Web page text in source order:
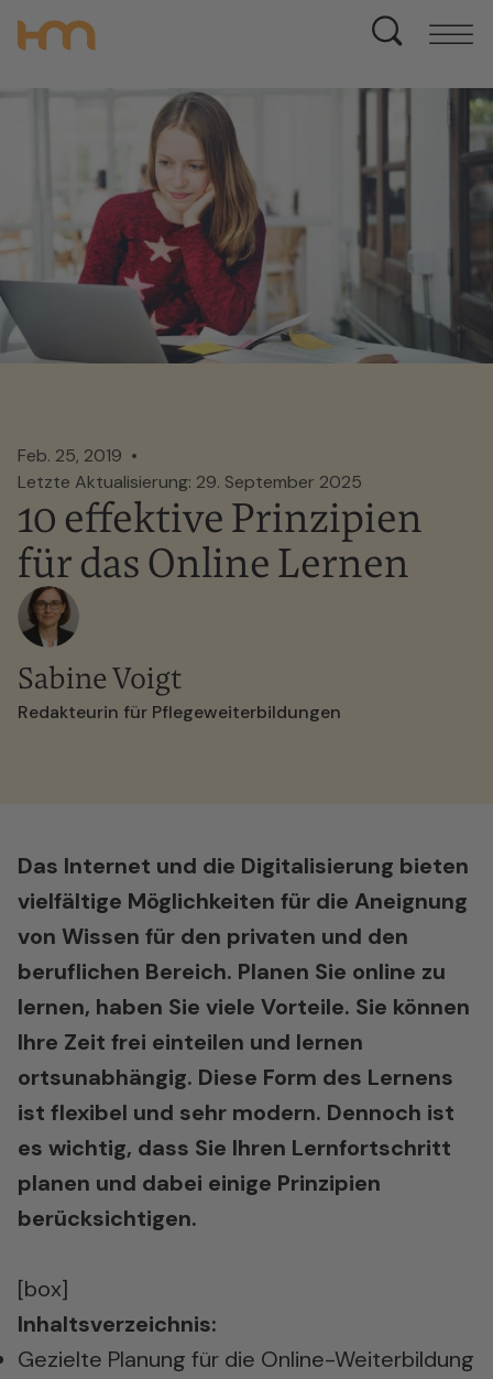
Feb. 25, 2019
Letzte Aktualisierung: 29. September 2025
10 effektive Prinzipien
für das Online Lernen
Sabine Voigt
Redakteurin für Pflegeweiterbildungen
Das Internet und die Digitalisierung bieten
vielfältige Möglichkeiten für die Aneignung
von Wissen für den privaten und den
beruflichen Bereich. Planen Sie online zu
lernen, haben Sie viele Vorteile. Sie können
Ihre Zeit frei einteilen und lernen
ortsunabhängig. Diese Form des Lernens
ist flexibel und sehr modern. Dennoch ist
es wichtig, dass Sie Ihren Lernfortschritt
planen und dabei einige Prinzipien
berücksichtigen.
[box]
Inhaltsverzeichnis:
Gezielte Planung für die Online-Weiterbildung